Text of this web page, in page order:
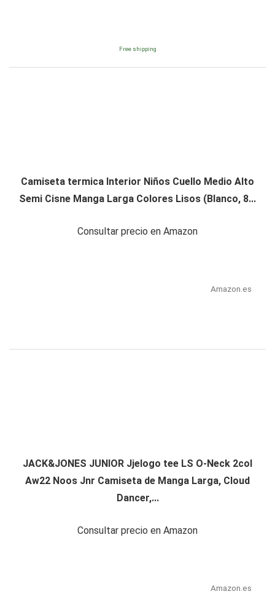
Free shipping
Camiseta termica Interior Niños Cuello Medio Alto
Semi Cisne Manga Larga Colores Lisos (Blanco, 8...
Consultar precio en Amazon
Amazon.es
JACK&JONES JUNIOR Jjelogo tee LS O-Neck 2col
Aw22 Noos Jnr Camiseta de Manga Larga, Cloud
Dancer,...
Consultar precio en Amazon
Amazon.es